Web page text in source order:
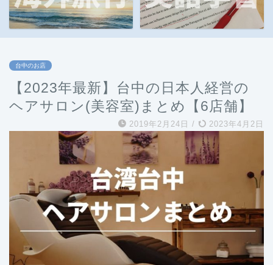
台中のお店
【2023年最新】台中の日本人経営の
ヘアサロン(美容室)まとめ【6店舗】
2019年2月24日 / 2023年4月2日